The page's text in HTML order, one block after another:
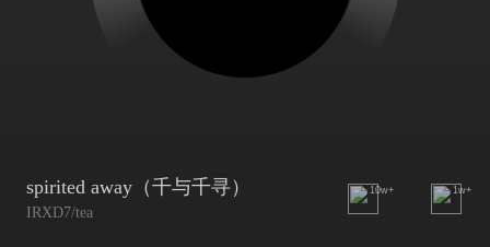
spirited away（千与千寻）
IRXD7/tea
10w+ 1w+